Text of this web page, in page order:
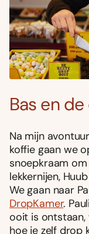
Bas en
Na mijn
koffie gaan we
snoepkraam
lekkernijen,
We gaan naar
DropKamer.
ooit is ontstaan,
hoe je zelf drop